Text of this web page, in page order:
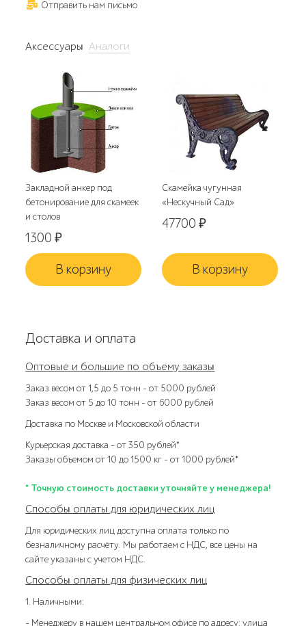
Отправить нам письмо
Аксессуары Аналоги
Закладной анкер под
бетонирование для скамеек
и столов
1300₽
В корзину
Скамейка чугунная
«Нескучный Сад»
47700₽
В корзину
Доставка и оплата
Оптовые и большие по объему заказы
Заказ весом от 1,5 до 5 тонн – от 5000 рублей
Заказ весом от 5 до 10 тонн – от 6000 рублей
Доставка по Москве и Московской области
Курьерская доставка – от 350 рублей*
Заказы объемом от 10 до 1500 кг – от 1000 рублей*
* Точную стоимость доставки уточняйте у менеджера!
Способы оплаты для юридических лиц
Для юридических лиц доступна оплата только по
безналичному расчёту. Мы работаем с НДС, все цены на
сайте указаны с учетом НДС.
Способы оплаты для физических лиц
1. Наличными:
- Менеджеру в нашем центральном офисе по адресу: улица